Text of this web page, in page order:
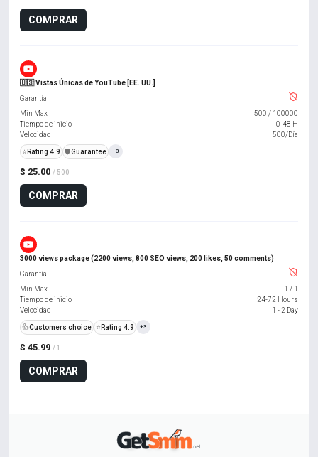
COMPRAR
🇺🇸 Vistas Únicas de YouTube [EE. UU.]
$ 25.00 / 500
COMPRAR
Garantía
Min Max
500 / 100000
Tiempo de inicio
0-48 H
Velocidad
500/Día
⭐ Rating 4.9 ️🛡️Guarantee +3
3000 views package (2200 views, 800 SEO views, 200 likes, 50 comments)
$ 45.99 / 1
COMPRAR
Garantía
Min Max
1 / 1
Tiempo de inicio
24-72 Hours
Velocidad
1 - 2 Day
👍Customers choice ⭐ Rating 4.9 +3